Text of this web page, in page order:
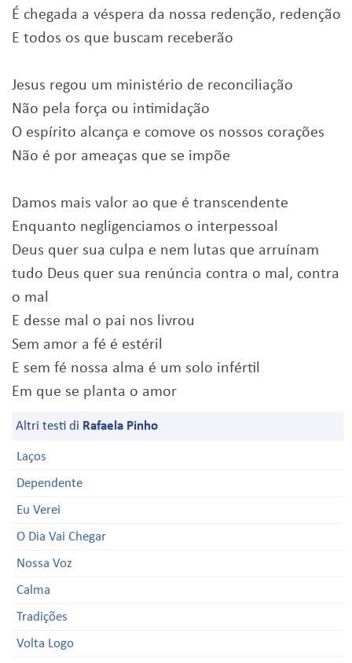
É chegada a véspera da nossa redenção, redenção
E todos os que buscam receberão
Jesus regou um ministério de reconciliação
Não pela força ou intimidação
O espírito alcança e comove os nossos corações
Não é por ameaças que se impõe
Damos mais valor ao que é transcendente
Enquanto negligenciamos o interpessoal
Deus quer sua culpa e nem lutas que arruínam
tudo Deus quer sua renúncia contra o mal, contra
o mal
E desse mal o pai nos livrou
Sem amor a fé é estéril
E sem fé nossa alma é um solo infértil
Em que se planta o amor
Altri testi di Rafaela Pinho
Laços
Dependente
Eu Verei
O Dia Vai Chegar
Nossa Voz
Calma
Tradições
Volta Logo